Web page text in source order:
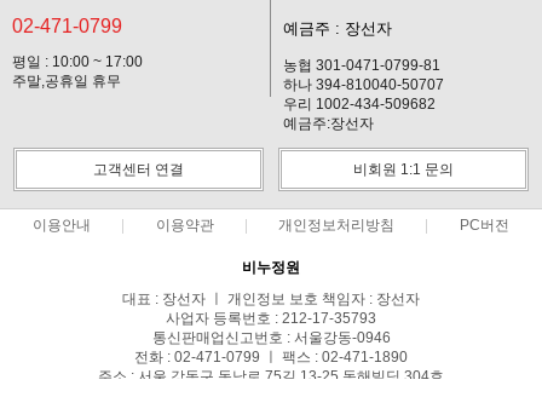
02-471-0799
평일 : 10:00 ~ 17:00
주말,공휴일 휴무
예금주 : 장선자
농협 301-0471-0799-81
하나 394-810040-50707
우리 1002-434-509682
예금주:장선자
고객센터 연결 비회원 1:1 문의
이용안내 이용약관 개인정보처리방침 PC버전
비누정원
대표 : 장선자 ㅣ 개인정보 보호 책임자 : 장선자
사업자 등록번호 : 212-17-35793
통신판매업신고번호 : 서울강동-0946
전화 : 02-471-0799 ㅣ 팩스 : 02-471-1890
주소 : 서울 강동구 동남로 75길 13-25 동해빌딩 304호